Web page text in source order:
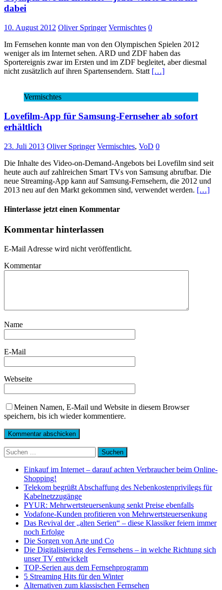
dabei
10. August 2012 Oliver Springer Vermischtes 0
Im Fernsehen konnte man von den Olympischen Spielen 2012
weniger als im Internet sehen. ARD und ZDF haben das
Sportereignis zwar im Ersten und im ZDF begleitet, aber diesmal
nicht zusätzlich auf ihren Spartensendern. Statt […]
Vermischtes
Lovefilm-App für Samsung-Fernseher ab sofort
erhältlich
23. Juli 2013 Oliver Springer Vermischtes, VoD 0
Die Inhalte des Video-on-Demand-Angebots bei Lovefilm sind seit
heute auch auf zahlreichen Smart TVs von Samsung abrufbar. Die
neue Streaming-App kann auf Samsung-Fernsehern, die 2012 und
2013 neu auf den Markt gekommen sind, verwendet werden. […]
Hinterlasse jetzt einen Kommentar
Kommentar hinterlassen
E-Mail Adresse wird nicht veröffentlicht.
Kommentar
Name
E-Mail
Webseite
Meinen Namen, E-Mail und Website in diesem Browser
speichern, bis ich wieder kommentiere.
Suchen
nach:
Einkauf im Internet – darauf achten Verbraucher beim Online-
Shopping!
Telekom begrüßt Abschaffung des Nebenkostenprivilegs für
Kabelnetzzugänge
PYUR: Mehrwertsteuersenkung senkt Preise ebenfalls
Vodafone-Kunden profitieren von Mehrwertsteuersenkung
Das Revival der „alten Serien“ – diese Klassiker feiern immer
noch Erfolge
Die Sorgen von Arte und Co
Die Digitalisierung des Fernsehens – in welche Richtung sich
unser TV entwickelt
TOP-Serien aus dem Fernsehprogramm
5 Streaming Hits für den Winter
Alternativen zum klassischen Fernsehen